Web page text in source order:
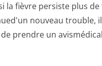
la fièvre persiste plus
nouveau trouble,
prendre un